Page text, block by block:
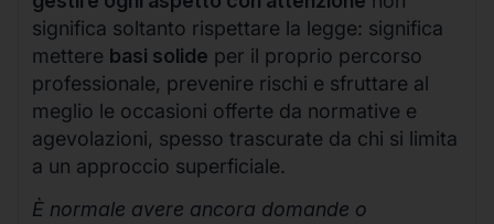
significa soltanto rispettare la legge: significa
mettere basi solide per il proprio percorso
professionale, prevenire rischi e sfruttare al
meglio le occasioni offerte da normative e
agevolazioni, spesso trascurate da chi si limita
a un approccio superficiale.
È normale avere ancora domande o